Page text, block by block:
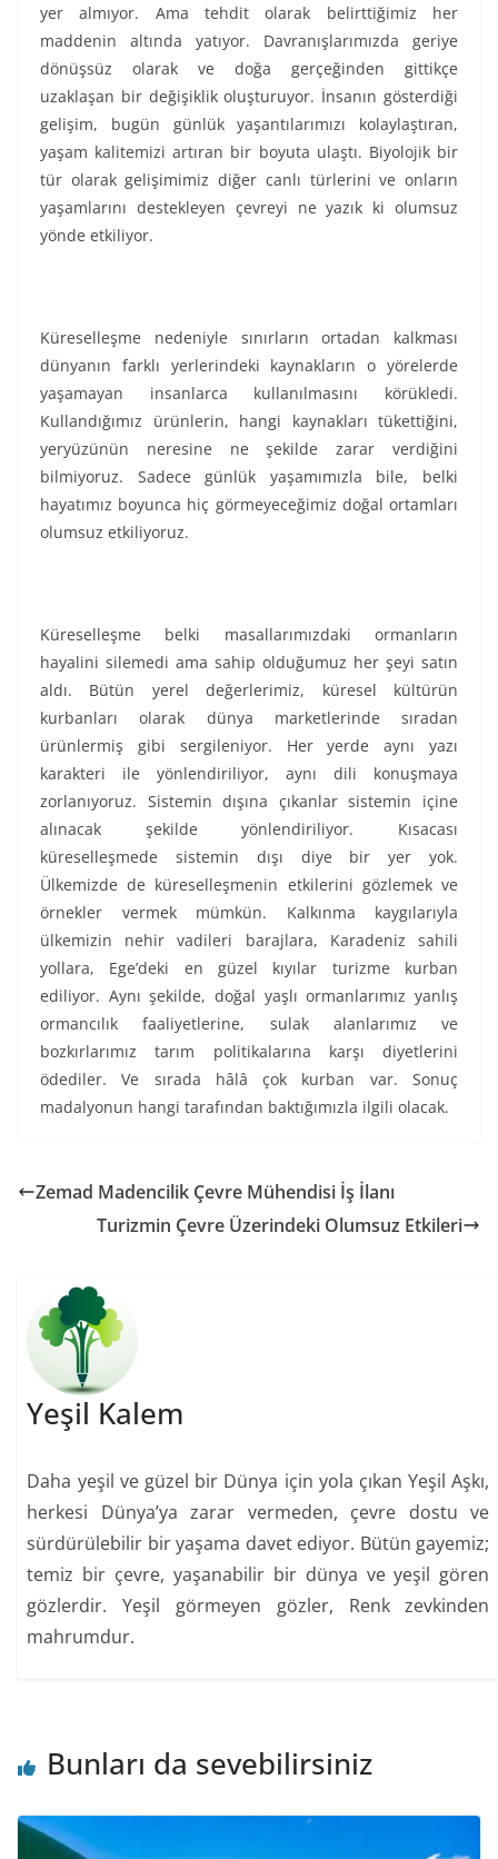
yer almıyor. Ama tehdit olarak belirttiğimiz her
maddenin altında yatıyor. Davranışlarımızda geriye
dönüşsüz olarak ve doğa gerçeğinden gittikçe
uzaklaşan bir değişiklik oluşturuyor. İnsanın gösterdiği
gelişim, bugün günlük yaşantılarımızı kolaylaştıran,
yaşam kalitemizi artıran bir boyuta ulaştı. Biyolojik bir
tür olarak gelişimimiz diğer canlı türlerini ve onların
yaşamlarını destekleyen çevreyi ne yazık ki olumsuz
yönde etkiliyor.
Küreselleşme nedeniyle sınırların ortadan kalkması
dünyanın farklı yerlerindeki kaynakların o yörelerde
yaşamayan insanlarca kullanılmasını körükledi.
Kullandığımız ürünlerin, hangi kaynakları tükettiğini,
yeryüzünün neresine ne şekilde zarar verdiğini
bilmiyoruz. Sadece günlük yaşamımızla bile, belki
hayatımız boyunca hiç görmeyeceğimiz doğal ortamları
olumsuz etkiliyoruz.
Küreselleşme belki masallarımızdaki ormanların
hayalini silemedi ama sahip olduğumuz her şeyi satın
aldı. Bütün yerel değerlerimiz, küresel kültürün
kurbanları olarak dünya marketlerinde sıradan
ürünlermiş gibi sergileniyor. Her yerde aynı yazı
karakteri ile yönlendiriliyor, aynı dili konuşmaya
zorlanıyoruz. Sistemin dışına çıkanlar sistemin içine
alınacak şekilde yönlendiriliyor. Kısacası
küreselleşmede sistemin dışı diye bir yer yok.
Ülkemizde de küreselleşmenin etkilerini gözlemek ve
örnekler vermek mümkün. Kalkınma kaygılarıyla
ülkemizin nehir vadileri barajlara, Karadeniz sahili
yollara, Ege’deki en güzel kıyılar turizme kurban
ediliyor. Aynı şekilde, doğal yaşlı ormanlarımız yanlış
ormancılık faaliyetlerine, sulak alanlarımız ve
bozkırlarımız tarım politikalarına karşı diyetlerini
ödediler. Ve sırada hâlâ çok kurban var. Sonuç
madalyonun hangi tarafından baktığımızla ilgili olacak.
Zemad Madencilik Çevre Mühendisi İş İlanı
Turizmin Çevre Üzerindeki Olumsuz Etkileri
Yeşil Kalem
Daha yeşil ve güzel bir Dünya için yola çıkan Yeşil Aşkı,
herkesi Dünya’ya zarar vermeden, çevre dostu ve
sürdürülebilir bir yaşama davet ediyor. Bütün gayemiz;
temiz bir çevre, yaşanabilir bir dünya ve yeşil gören
gözlerdir. Yeşil görmeyen gözler, Renk zevkinden
mahrumdur.
Bunları da sevebilirsiniz